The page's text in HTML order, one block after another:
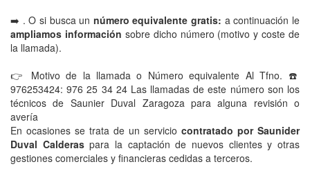
➡️ . O si busca un número equivalente gratis: a continuación le
ampliamos información sobre dicho número (motivo y coste de
la llamada).
👉 Motivo de la llamada o Número equivalente Al Tfno. ☎️
976253424: 976 25 34 24 Las llamadas de este número son los
técnicos de Saunier Duval Zaragoza para alguna revisión o
avería
En ocasiones se trata de un servicio contratado por Saunider
Duval Calderaspara la captación de nuevos clientes y otras
gestiones comerciales y financieras cedidas a terceros.